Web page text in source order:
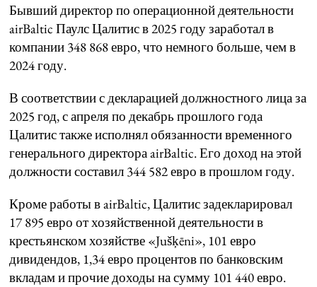
Бывший директор по операционной деятельности
airBaltic Паулс Цалитис в 2025 году заработал в
компании 348 868 евро, что немного больше, чем в
2024 году.
В соответствии с декларацией должностного лица за
2025 год, с апреля по декабрь прошлого года
Цалитис также исполнял обязанности временного
генерального директора airBaltic. Его доход на этой
должности составил 344 582 евро в прошлом году.
Кроме работы в airBaltic, Цалитис задекларировал
17 895 евро от хозяйственной деятельности в
крестьянском хозяйстве «Jušķēni», 101 евро
дивидендов, 1,34 евро процентов по банковским
вкладам и прочие доходы на сумму 101 440 евро.